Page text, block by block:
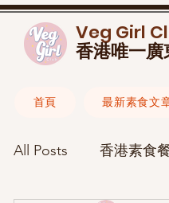
Veg Girl
香港唯一廣
All Posts 香港素食
首頁 最新素食文